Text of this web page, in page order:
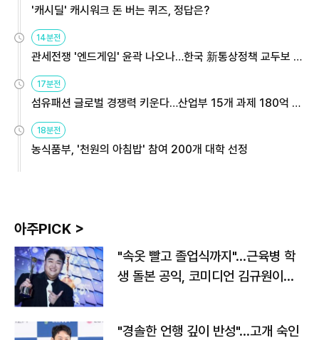
'캐시딜' 캐시워크 돈 버는 퀴즈, 정답은?
14분전
관세전쟁 '엔드게임' 윤곽 나오나…한국 新통상정책 교두보 활
17분전
섬유패션 글로벌 경쟁력 키운다…산업부 15개 과제 180억 지
18분전
농식품부, '천원의 아침밥' 참여 200개 대학 선정
아주PICK >
"속옷 빨고 졸업식까지"…근육병 학
생 돌본 공익, 코미디언 김규원이었
"경솔한 언행 깊이 반성"…고개 숙인